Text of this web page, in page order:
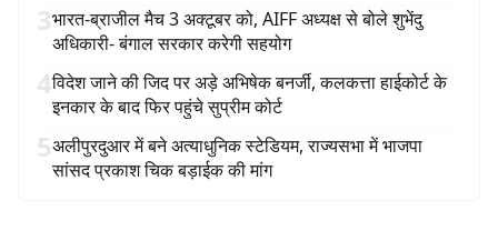
3भारत-ब्राजील मैच 3 अक्टूबर को, AIFF अध्यक्ष से बोले शुभेंदु
अधिकारी- बंगाल सरकार करेगी सहयोग
4विदेश जाने की जिद पर अड़े अभिषेक बनर्जी, कलकत्ता हाईकोर्ट के
इनकार के बाद फिर पहुंचे सुप्रीम कोर्ट
5अलीपुरदुआर में बने अत्याधुनिक स्टेडियम, राज्यसभा में भाजपा
सांसद प्रकाश चिक बड़ाईक की मांग